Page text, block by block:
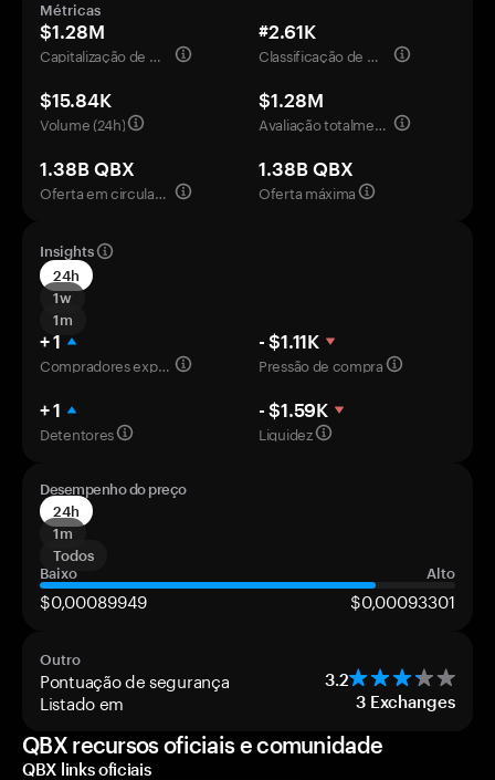
Métricas
$1.28M
Capitalização de mercado
#2.61K
Classificação de mercado
$15.84K
Volume (24h)
$1.28M
Avaliação totalmente diluída
1.38B QBX
Oferta em circulação
1.38B QBX
Oferta máxima
Insights
24h
1w
1m
+ 1
Compradores experientes
- $1.11K
Pressão de compra
+ 1
Detentores
- $1.59K
Liquidez
Desempenho do preço
24h
1m
Todos
Baixo
Alto
$0,00089949 $0,00093301
Outro
Pontuação de segurança 3.2
Listado em 3 Exchanges
QBX recursos oficiais e comunidade
QBX links oficiais